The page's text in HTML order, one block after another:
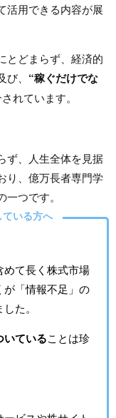
活用できる内容が展
とどまらず、経済的
、 “稼ぐだけでな
れています。
ず、人生全体を見据
り、億万長者専門学
つです。
ている方へ
て長く株式市場
が「情報不足」の
た。
いていることは珍